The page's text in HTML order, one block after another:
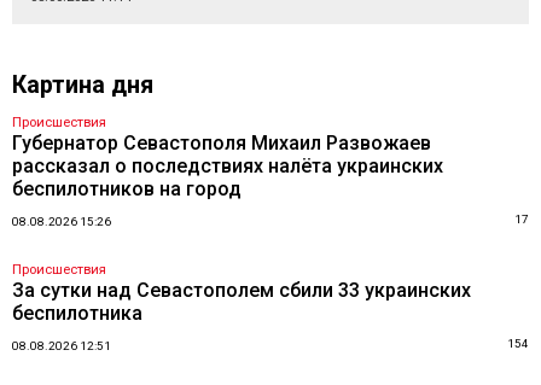
Картина дня
Происшествия
Губернатор Севастополя Михаил Развожаев
рассказал о последствиях налёта украинских
беспилотников на город
08.08.2026 15:26 17
Происшествия
За сутки над Севастополем сбили 33 украинских
беспилотника
08.08.2026 12:51 154